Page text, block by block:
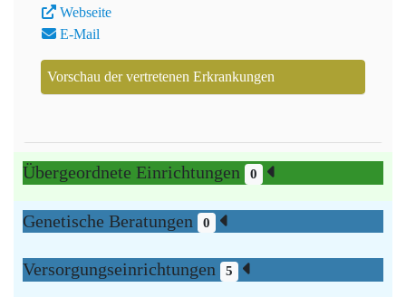
Webseite
E-Mail
Vorschau der vertretenen Erkrankungen
Übergeordnete Einrichtungen 0
Genetische Beratungen 0
Versorgungseinrichtungen 5